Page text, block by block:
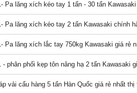
Pa lăng xích kéo tay 1 tấn - 30 tấn
Pa lăng xích kéo tay 2 tấn Kawasaki chính
Pa lăng xích lắc tay 750kg Kawasaki giá rẻ
- phân phối kẹp tôn nâng hạ 2 tấn Kawasaki
vải cẩu hàng 5 tấn Hàn Quốc giá rẻ nhất